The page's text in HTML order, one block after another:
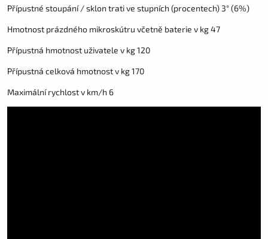
Přípustné stoupání / sklon trati ve stupních (procentech) 3° (6%)
Hmotnost prázdného mikroskútru včetně baterie v kg 47
Přípustná hmotnost uživatele v kg 120
Přípustná celková hmotnost v kg 170
Maximální rychlost v km/h 6